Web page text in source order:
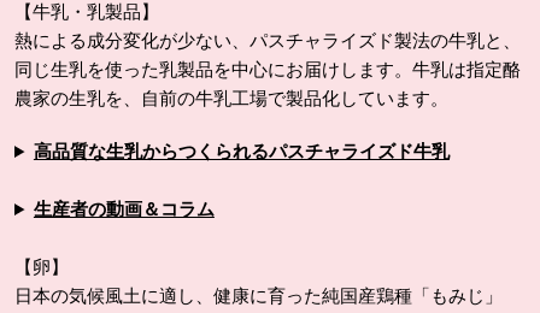
【牛乳・乳製品】
熱による成分変化が少ない、パスチャライズド製法の牛乳と、
同じ生乳を使った乳製品を中心にお届けします。牛乳は指定酪
農家の生乳を、自前の牛乳工場で製品化しています。
高品質な生乳からつくられるパスチャライズド牛乳
生産者の動画＆コラム
【卵】
日本の気候風土に適し、健康に育った純国産鶏種「もみじ」